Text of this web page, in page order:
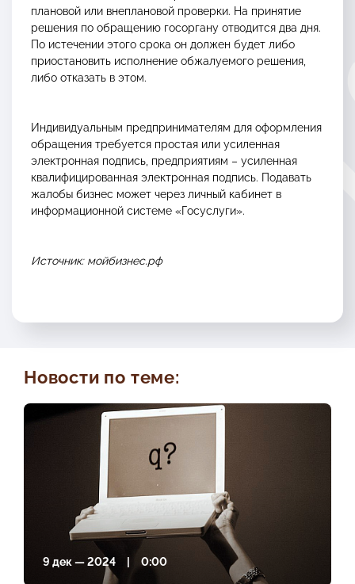
плановой или внеплановой проверки. На принятие
решения по обращению госоргану отводится два дня.
По истечении этого срока он должен будет либо
приостановить исполнение обжалуемого решения,
либо отказать в этом.
Индивидуальным предпринимателям для оформления
обращения требуется простая или усиленная
электронная подпись, предприятиям – усиленная
квалифицированная электронная подпись. Подавать
жалобы бизнес может через личный кабинет в
информационной системе «Госуслуги».
Источник: мойбизнес.рф
Новости по теме:
9 дек — 2024 | 0:00